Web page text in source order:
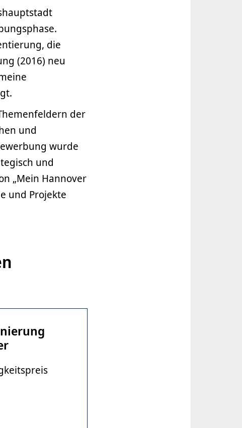
die
(2016) neu
der
und
wurde
und
„Mein Hannover
und Projekte